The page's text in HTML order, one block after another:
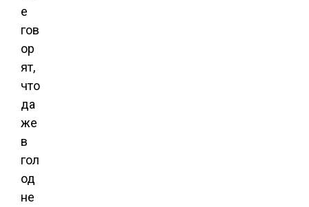
е
гов
ор
ят,
что
да
же
в
гол
од
не